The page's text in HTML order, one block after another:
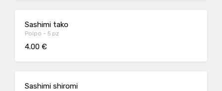
Sashimi tako
Polpo - 5 pz
4.00 €
Sashimi shiromi